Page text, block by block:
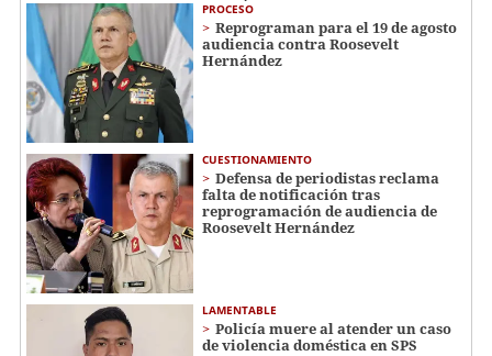
PROCESO
Reprograman para el 19 de agosto
audiencia contra Roosevelt
Hernández
CUESTIONAMIENTO
Defensa de periodistas reclama
falta de notificación tras
reprogramación de audiencia de
Roosevelt Hernández
LAMENTABLE
Policía muere al atender un caso
de violencia doméstica en SPS